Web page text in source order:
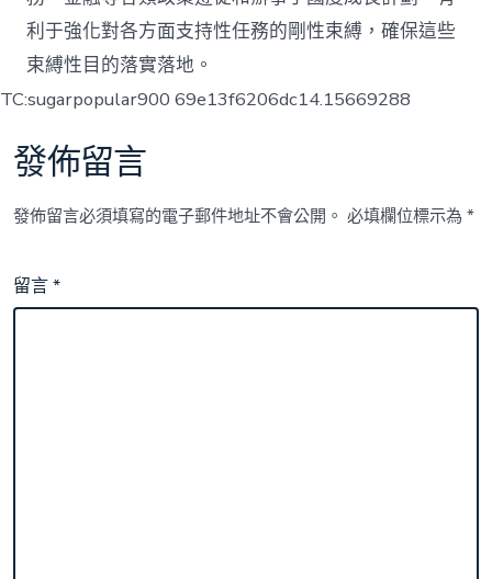
利于強化對各方面支持性任務的剛性束縛，確保這些
束縛性目的落實落地。
TC:sugarpopular900 69e13f6206dc14.15669288
發佈留言
發佈留言必須填寫的電子郵件地址不會公開。 必填欄位標示為*
留言*